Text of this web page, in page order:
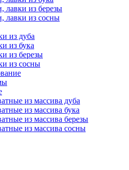
лавки из березы
лавки из сосны
из дуба
из бука
из березы
из сосны
из массива дуба
из массива бука
из массива березы
из массива сосны